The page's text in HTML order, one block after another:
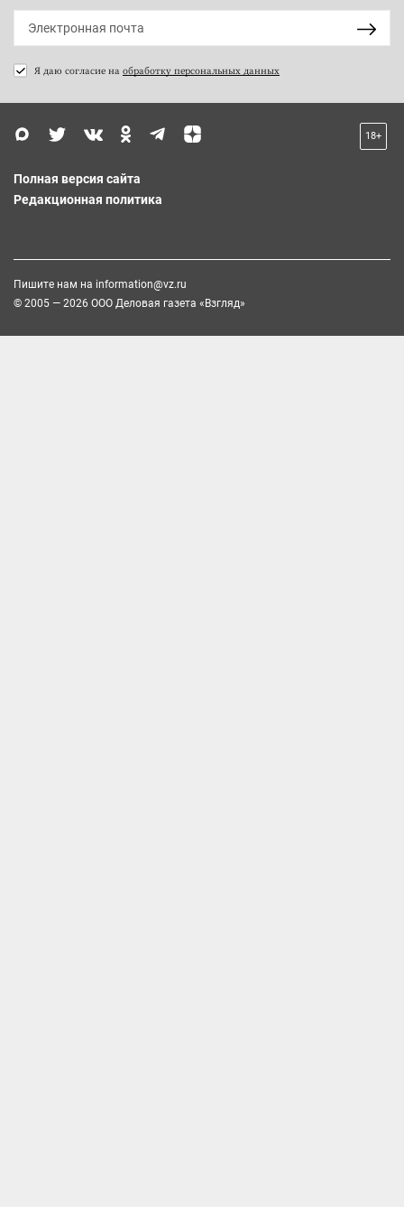
Я даю согласие на обработку персональных данных
18+
Полная версия сайта
Редакционная политика
Пишите нам на information@vz.ru
© 2005 — 2026 ООО Деловая газета «Взгляд»